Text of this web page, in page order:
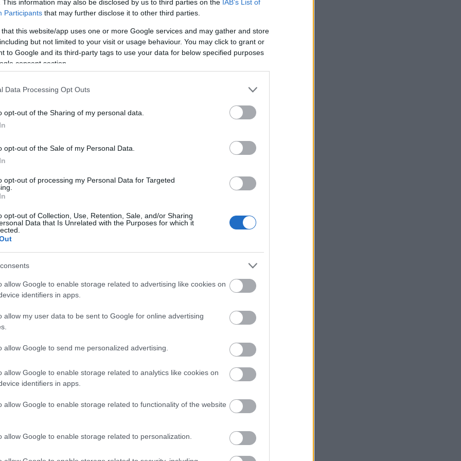
This information may also be disclosed by us to third parties on the IAB’s List of
Participants that may further disclose it to other third parties.
that this website/app uses one or more Google services and may gather and store
but not limited to your visit or usage behaviour. You may click to grant or
to Google and its third-party tags to use your data for below specified purposes
consent section.
Data Processing Opt Outs
opt-out of the Sharing of my personal data.
opt-out of the Sale of my Personal Data.
opt-out of processing my Personal Data for Targeted
opt-out of Collection, Use, Retention, Sale, and/or Sharing
Data that Is Unrelated with the Purposes for which it
allow Google to enable storage related to advertising like cookies on
identifiers in apps.
allow my user data to be sent to Google for online advertising
allow Google to send me personalized advertising.
allow Google to enable storage related to analytics like cookies on
identifiers in apps.
allow Google to enable storage related to functionality of the website
allow Google to enable storage related to personalization.
kardiovaskulární trénink. Pomáhá zvyšovat vytrvalost a
pro běžkaře, kteří potřebují v zimě zvládat
se pohybujete podobně jako při běžkování: střídavý
To vám může pomoci zlepšit techniku a připravit svaly
intenzivnějších sportů Nordic Walking méně zatěžuje
zotavují z úrazů, nebo hledají šetrnější formu tréninku.
k udržení formy mimo sezónu. Pomáhá rozvíjet
rovnováhu. Tréninkové metody se dají snadno
trénink až po krátké intervaly s větší intenzitou,
navíc zajišťuje podobný pohyb jako na lyžích, což je
kategorie a úrovně kondice, takže se mu můžete
může motivaci ještě zvýšit.
a v Česku
Ve světě, a stále více i v České republice, se stává
Nordic Walking pochází ze severských zemí. V
úrovni, přičemž závody jsou součástí velkých
roste. Organizují se místní závody, které přitahují jak
kteří hledají alternativní formu přípravy mimo zimní
Walking jako součást tréninkového plánu před závody na